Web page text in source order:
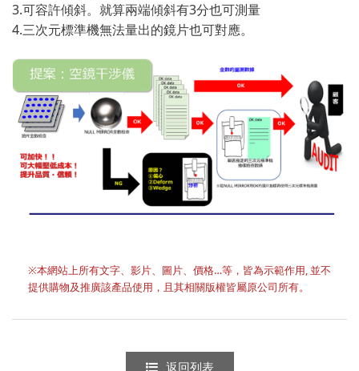
3.可容許傾斜。就算兩端傾斜有3分也可測量
4.三次元標準機無法量出的鏡片也可對應。
※本網站上所有文字、影片、圖片、價格…等，皆為示範作用, 並不
提供購物及推廣該產品使用，且其相關版權皆屬原公司所有。
返回列表